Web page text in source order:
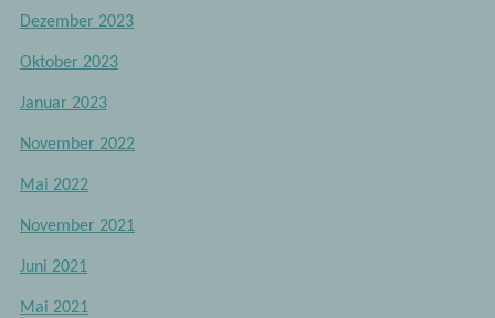
Dezember 2023
Oktober 2023
Januar 2023
November 2022
Mai 2022
November 2021
Juni 2021
Mai 2021